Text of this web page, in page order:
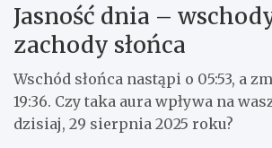
Jasność dnia –
zachody słońca
Wschód słońca nastąpi o 05:53, a
19:36. Czy taka aura wpływa na
dzisiaj, 29 sierpnia 2025 roku?